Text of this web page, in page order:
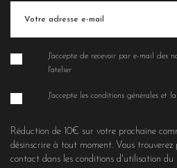
J'accepte de recevoir par e-mail des
l'atelier
J'accepte les conditions générales et
Réduction de 10€ sur votre prochaine
désinscrire à tout moment. Vous
contact dans les conditions d'utilisation du